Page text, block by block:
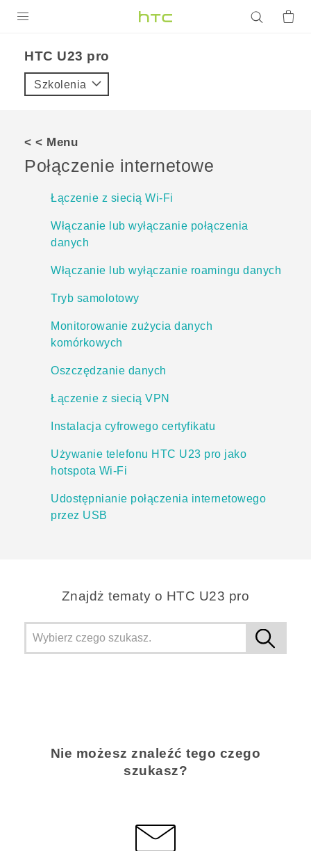
VIVE
Urządzenia i akcesoria HTC
Zaloguj się
HTC U23 pro‎
Szkolenia
< < Menu
Połączenie internetowe
Łączenie z siecią Wi‍-Fi
Włączanie lub wyłączanie połączenia
danych
Włączanie lub wyłączanie roamingu danych
Tryb samolotowy
Monitorowanie zużycia danych
komórkowych
Oszczędzanie danych
Łączenie z siecią VPN
Instalacja cyfrowego certyfikatu
Używanie telefonu HTC U23 pro jako
hotspota Wi‍-Fi
Udostępnianie połączenia internetowego
przez USB
Znajdż tematy o HTC U23 pro
Nie możesz znaleźć tego czego
szukasz?